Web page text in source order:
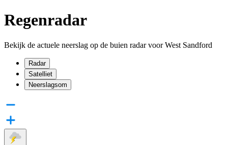
Regenradar
Bekijk de actuele neerslag op de buien radar voor West Sandford
Radar
Satelliet
Neerslagsom